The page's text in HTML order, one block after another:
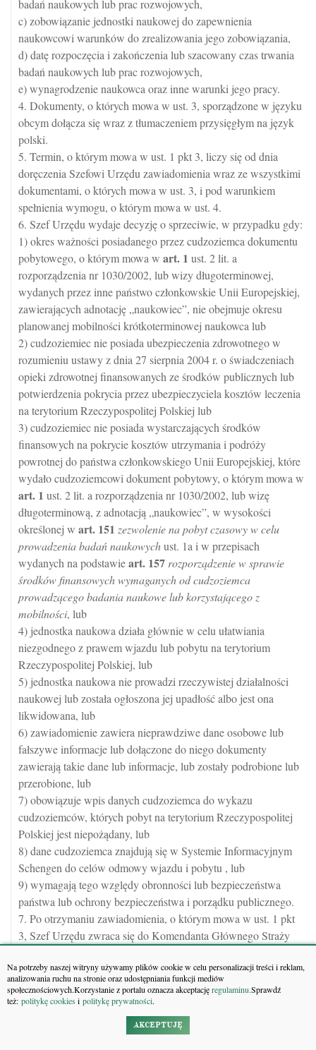
Na potrzeby naszej witryny używamy plików cookie w celu personalizacji treści i reklam,
analizowania ruchu na stronie oraz udostępniania funkcji mediów
społecznościowych.Korzystanie z portalu oznacza akceptacjęregulaminu.Sprawdź
też: politykę cookiesi politykę prywatności.
AKCEPTUJĘ
badań naukowych lub prac rozwojowych,
c) zobowiązanie jednostki naukowej do zapewnienia
naukowcowi warunków do zrealizowania jego zobowiązania,
d) datę rozpoczęcia i zakończenia lub szacowany czas trwania
badań naukowych lub prac rozwojowych,
e) wynagrodzenie naukowca oraz inne warunki jego pracy.
4. Dokumenty, o których mowa w ust. 3, sporządzone w języku
obcym dołącza się wraz z tłumaczeniem przysięgłym na język
polski.
5. Termin, o którym mowa w ust. 1 pkt 3, liczy się od dnia
doręczenia Szefowi Urzędu zawiadomienia wraz ze wszystkimi
dokumentami, o których mowa w ust. 3, i pod warunkiem
spełnienia wymogu, o którym mowa w ust. 4.
6. Szef Urzędu wydaje decyzję o sprzeciwie, w przypadku gdy:
1) okres ważności posiadanego przez cudzoziemca dokumentu
pobytowego, o którym mowa w art. 1 ust. 2 lit. a
rozporządzenia nr 1030/2002, lub wizy długoterminowej,
wydanych przez inne państwo członkowskie Unii Europejskiej,
zawierających adnotację „naukowiec”, nie obejmuje okresu
planowanej mobilności krótkoterminowej naukowca lub
2) cudzoziemiec nie posiada ubezpieczenia zdrowotnego w
rozumieniu ustawy z dnia 27 sierpnia 2004 r. o świadczeniach
opieki zdrowotnej finansowanych ze środków publicznych lub
potwierdzenia pokrycia przez ubezpieczyciela kosztów leczenia
na terytorium Rzeczypospolitej Polskiej lub
3) cudzoziemiec nie posiada wystarczających środków
finansowych na pokrycie kosztów utrzymania i podróży
powrotnej do państwa członkowskiego Unii Europejskiej, które
wydało cudzoziemcowi dokument pobytowy, o którym mowa w
art. 1 ust. 2 lit. a rozporządzenia nr 1030/2002, lub wizę
długoterminową, z adnotacją „naukowiec”, w wysokości
określonej w art. 151 zezwolenie na pobyt czasowy w celu
prowadzenia badań naukowychust. 1a i w przepisach
wydanych na podstawieart. 157 rozporządzenie w sprawie
środków finansowych wymaganych od cudzoziemca
prowadzącego badania naukowe lub korzystającego z
mobilności, lub
4) jednostka naukowa działa głównie w celu ułatwiania
niezgodnego z prawem wjazdu lub pobytu na terytorium
Rzeczypospolitej Polskiej, lub
5) jednostka naukowa nie prowadzi rzeczywistej działalności
naukowej lub została ogłoszona jej upadłość albo jest ona
likwidowana, lub
6) zawiadomienie zawiera nieprawdziwe dane osobowe lub
fałszywe informacje lub dołączone do niego dokumenty
zawierają takie dane lub informacje, lub zostały podrobione lub
przerobione, lub
7) obowiązuje wpis danych cudzoziemca do wykazu
cudzoziemców, których pobyt na terytorium Rzeczypospolitej
Polskiej jest niepożądany, lub
8) dane cudzoziemca znajdują się w Systemie Informacyjnym
Schengen do celów odmowy wjazdu i pobytu , lub
9) wymagają tego względy obronności lub bezpieczeństwa
państwa lub ochrony bezpieczeństwa i porządku publicznego.
7. Po otrzymaniu zawiadomienia, o którym mowa w ust. 1 pkt
3, Szef Urzędu zwraca się do Komendanta Głównego Straży
Bezpieczeństwa Wewnętrznego, a w razie potrzeby także do
innych organów, o przekazanie informacji, czy zachodzą
okoliczności, o których mowa w ust. 6 pkt 4 lub 9.
8. Organy, o których mowa w ust. 7, przekazują informację, o
której mowa w ust. 7, w terminie 20 dni od dnia otrzymania